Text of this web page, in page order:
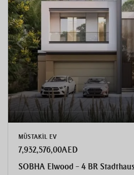
MÜSTAKIL EV
7,932,576,00AED
SOBHA Elwood – 4 BR